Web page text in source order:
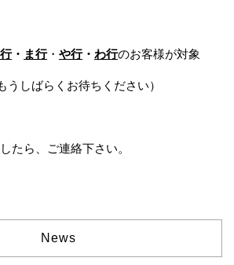
行・ ま行・ や行・ わ行のお客様が対象
うしばらくお待ちください）
たら、ご連絡下さい。
News